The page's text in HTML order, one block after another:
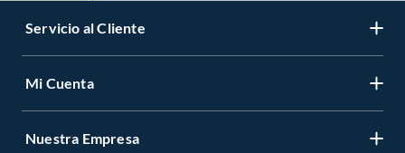
Servicio al Cliente
Mi Cuenta
Nuestra Empresa